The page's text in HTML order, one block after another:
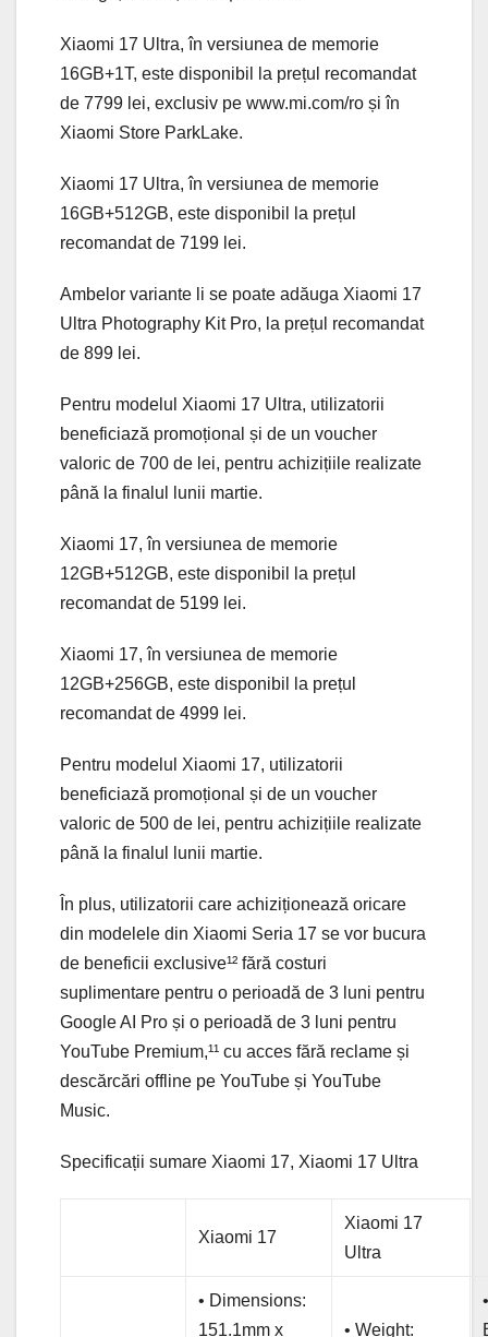
Xiaomi 17 Ultra, în versiunea de memorie
16GB+1T, este disponibil la prețul recomandat
de 7799 lei, exclusiv pe www.mi.com/ro și în
Xiaomi Store ParkLake.
Xiaomi 17 Ultra, în versiunea de memorie
16GB+512GB, este disponibil la prețul
recomandat de 7199 lei.
Ambelor variante li se poate adăuga Xiaomi 17
Ultra Photography Kit Pro, la prețul recomandat
de 899 lei.
Pentru modelul Xiaomi 17 Ultra, utilizatorii
beneficiază promoțional și de un voucher
valoric de 700 de lei, pentru achizițiile realizate
până la finalul lunii martie.
Xiaomi 17, în versiunea de memorie
12GB+512GB, este disponibil la prețul
recomandat de 5199 lei.
Xiaomi 17, în versiunea de memorie
12GB+256GB, este disponibil la prețul
recomandat de 4999 lei.
Pentru modelul Xiaomi 17, utilizatorii
beneficiază promoțional și de un voucher
valoric de 500 de lei, pentru achizițiile realizate
până la finalul lunii martie.
În plus, utilizatorii care achiziționează oricare
din modelele din Xiaomi Seria 17 se vor bucura
de beneficii exclusive¹² fără costuri
suplimentare pentru o perioadă de 3 luni pentru
Google AI Pro și o perioadă de 3 luni pentru
YouTube Premium,¹¹ cu acces fără reclame și
descărcări offline pe YouTube și YouTube
Music.
Specificații sumare Xiaomi 17, Xiaomi 17 Ultra
Xiaomi 17
Xiaomi 17
Ultra
• Dimensions:
151.1mm x
• Weight: